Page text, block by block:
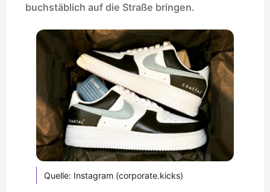
buchstäblich auf die Straße bringen.
Quelle: Instagram (corporate.kicks)